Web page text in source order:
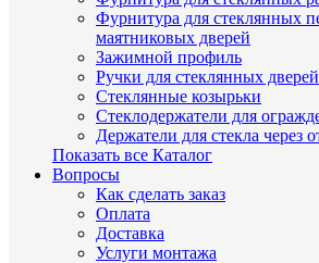
Фурнитура для стеклянных
маятниковых дверей
Зажимной профиль
Ручки для стеклянных дверей
Стеклянные козырьки
Стеклодержатели для
Держатели для стекла через
Показать все Каталог
Вопросы
Как сделать заказ
Оплата
Доставка
Услуги монтажа